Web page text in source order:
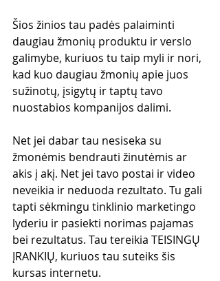
Šios žinios tau padės palaiminti
daugiau žmonių produktu ir verslo
galimybe, kuriuos tu taip myli ir nori,
kad kuo daugiau žmonių apie juos
sužinotų, įsigytų ir taptų tavo
nuostabios kompanijos dalimi.
Net jei dabar tau nesiseka su
žmonėmis bendrauti žinutėmis ar
akis į akį. Net jei tavo postai ir video
neveikia ir neduoda rezultato. Tu gali
tapti sėkmingu tinklinio marketingo
lyderiu ir pasiekti norimas pajamas
bei rezultatus. Tau tereikia TEISINGŲ
ĮRANKIŲ, kuriuos tau suteiks šis
kursas internetu.